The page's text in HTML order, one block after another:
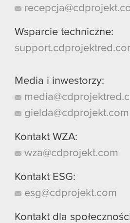
Wsparcie techniczne:
Media i inwestorzy:
gielda@cdprojekt.com
Kontakt WZA:
wza@cdprojekt.com
Kontakt ESG:
esg@cdprojekt.com
Kontakt dla